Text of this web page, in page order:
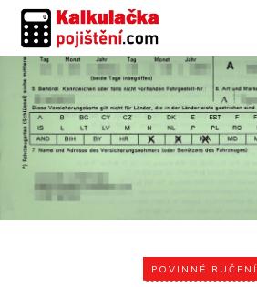
POVINNÉ RUČENÍ